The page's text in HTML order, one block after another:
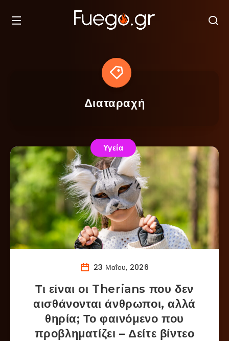
Διαταραχή
Υγεία
23 Μαΐου, 2026
Τι είναι οι Therians που δεν
αισθάνονται άνθρωποι, αλλά
θηρία; Το φαινόμενο που
προβληματίζει – Δείτε βίντεο